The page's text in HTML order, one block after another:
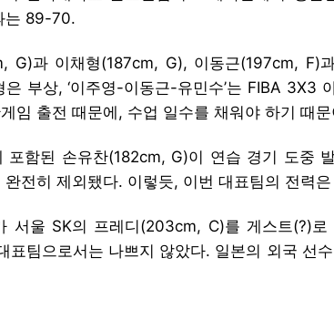
는 89-70.
G)과 이채형(187cm, G), 이동근(197cm, F)
은 부상, ‘이주영-이동근-유민수’는 FIBA 3X3
임 출전 때문에, 수업 일수를 채워야 하기 때
포함된 손유찬(182cm, G)이 연습 경기 도중
완전히 제외됐다. 이렇듯, 이번 대표팀의 전력
서울 SK의 프레디(203cm, C)를 게스트(?)
표팀으로서는 나쁘지 않았다. 일본의 외국 선